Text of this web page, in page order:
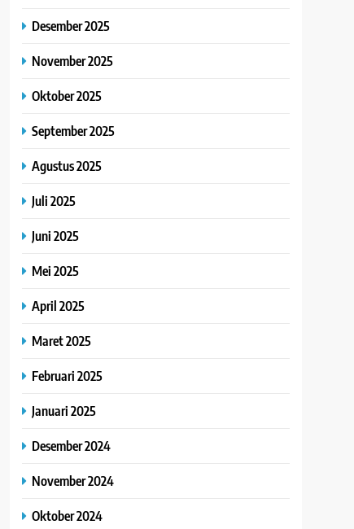
Desember 2025
November 2025
Oktober 2025
September 2025
Agustus 2025
Juli 2025
Juni 2025
Mei 2025
April 2025
Maret 2025
Februari 2025
Januari 2025
Desember 2024
November 2024
Oktober 2024